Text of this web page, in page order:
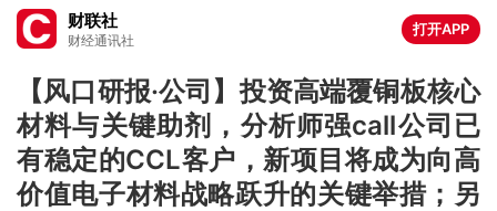
财联社
财经通讯社
打开APP
【风口研报·公司】投资高端覆铜板核心
材料与关键助剂，分析师强call公司已
有稳定的CCL客户，新项目将成为向高
价值电子材料战略跃升的关键举措；另